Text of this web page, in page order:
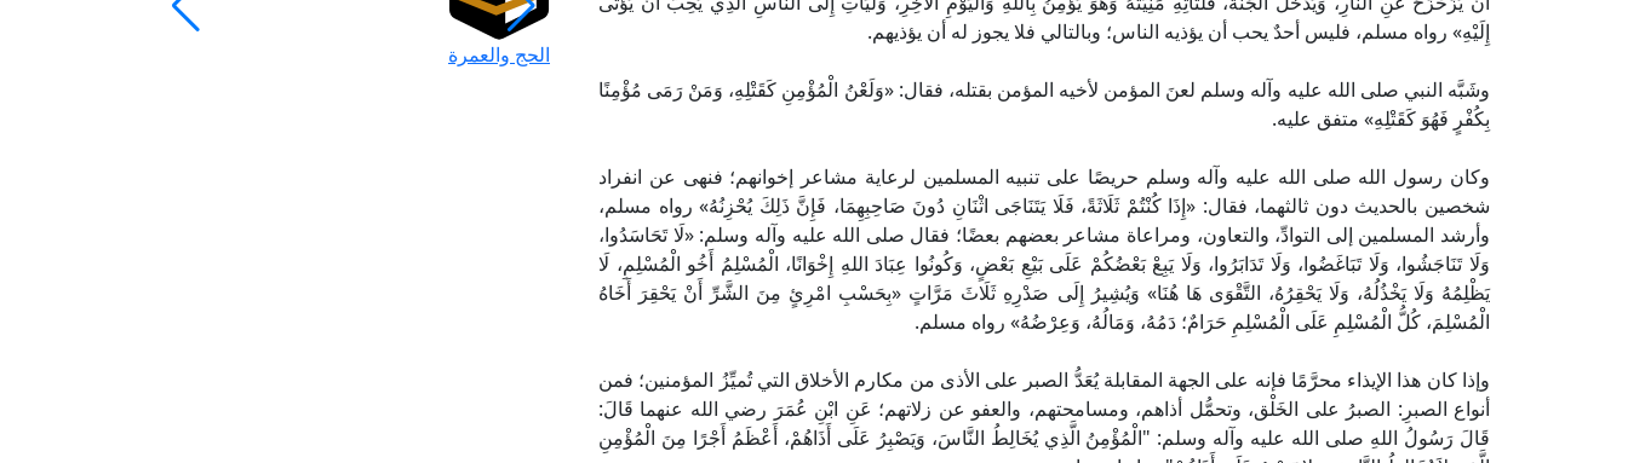
إِلَيْهِ» رواه مسلم، فليس أحدٌ يحب أن يؤذيه الناس؛ وبالتالي فلا يجوز له أن يؤذيهم.
وشَبَّه النبي صلى الله عليه وآله وسلم لعنَ المؤمن لأخيه المؤمن بقتله، فقال: «وَلَعْنُ الْمُؤْمِنِ كَقَتْلِهِ، وَمَنْ رَمَى مُؤْمِنًا
بِكُفْرٍ فَهُوَ كَقَتْلِهِ» متفق عليه.
وكان رسول الله صلى الله عليه وآله وسلم حريصًا على تنبيه المسلمين لرعاية مشاعر إخوانهم؛ فنهى عن انفراد
شخصين بالحديث دون ثالثهما، فقال: «إِذَا كُنْتُمْ ثَلَاثَةً، فَلَا يَتَنَاجَى اثْنَانِ دُونَ صَاحِبِهِمَا، فَإِنَّ ذَلِكَ يُحْزِنُهُ» رواه مسلم،
وأرشد المسلمين إلى التوادِّ، والتعاون، ومراعاة مشاعر بعضهم بعضًا؛ فقال صلى الله عليه وآله وسلم: «لَا تَحَاسَدُوا،
وَلَا تَنَاجَشُوا، وَلَا تَبَاغَضُوا، وَلَا تَدَابَرُوا، وَلَا يَبِعْ بَعْضُكُمْ عَلَى بَيْعِ بَعْضٍ، وَكُونُوا عِبَادَ اللهِ إِخْوَانًا، الْمُسْلِمُ أَخُو الْمُسْلِمِ، لَا
يَظْلِمُهُ وَلَا يَخْذُلُهُ، وَلَا يَحْقِرُهُ، التَّقْوَى هَا هُنَا» وَيُشِيرُ إِلَى صَدْرِهِ ثَلَاثَ مَرَّاتٍ «بِحَسْبِ امْرِئٍ مِنَ الشَّرِّ أَنْ يَحْقِرَ أَخَاهُ
الْمُسْلِمَ، كُلُّ الْمُسْلِمِ عَلَى الْمُسْلِمِ حَرَامٌ؛ دَمُهُ، وَمَالُهُ، وَعِرْضُهُ» رواه مسلم.
وإذا كان هذا الإيذاء محرَّمًا فإنه على الجهة المقابلة يُعَدُّ الصبر على الأذى من مكارم الأخلاق التي تُميِّزُ المؤمنين؛ فمن
أنواع الصبرِ: الصبرُ على الخَلْق، وتحمُّل أذاهم، ومسامحتهم، والعفو عن زلاتهم؛ عَنِ ابْنِ عُمَرَ رضي الله عنهما قَالَ:
قَالَ رَسُولُ اللهِ صلى الله عليه وآله وسلم: "الْمُؤْمِنُ الَّذِي يُخَالِطُ النَّاسَ، وَيَصْبِرُ عَلَى أَذَاهُمْ، أَعْظَمُ أَجْرًا مِنَ الْمُؤْمِنِ
الحج والعمرة